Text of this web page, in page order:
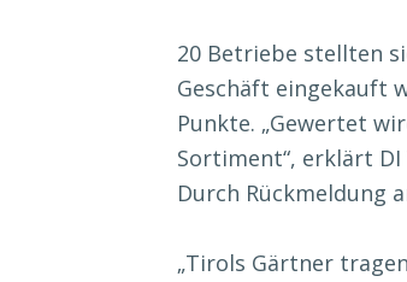
20 Betriebe stellten
Geschäft eingekauft
Punkte. „Gewertet
Sortiment“, erklärt
Durch Rückmeldung
„Tirols Gärtner